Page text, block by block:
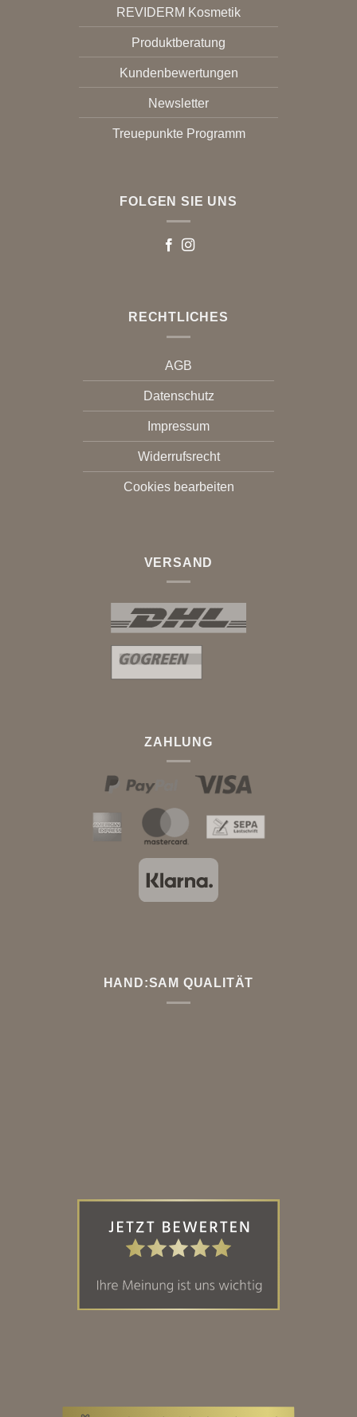
REVIDERM Kosmetik
Produktberatung
Kundenbewertungen
Newsletter
Treuepunkte Programm
FOLGEN SIE UNS
RECHTLICHES
AGB
Datenschutz
Impressum
Widerrufsrecht
Cookies bearbeiten
VERSAND
ZAHLUNG
HAND:SAM QUALITÄT